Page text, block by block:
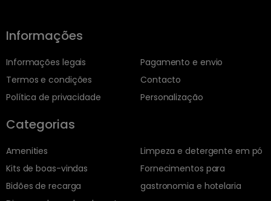
Informações
Informações legais
Termos e condições
Política de privacidade
Pagamento e envio
Contacto
Personalização
Categorias
Amenities
Kits de boas-vindas
Bidões de recarga
Limpeza e detergente em pó
Fornecimentos para
gastronomia e hotelaria